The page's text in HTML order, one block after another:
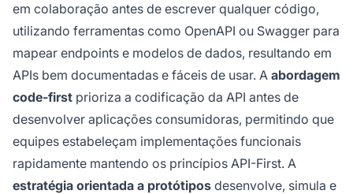
em colaboração antes de escrever qualquer código,
utilizando ferramentas como OpenAPI ou Swagger para
mapear endpoints e modelos de dados, resultando em
APIs bem documentadas e fáceis de usar. A abordagem
code-first prioriza a codificação da API antes de
desenvolver aplicações consumidoras, permitindo que
equipes estabeleçam implementações funcionais
rapidamente mantendo os princípios API-First. A
estratégia orientada a protótipos desenvolve, simula e